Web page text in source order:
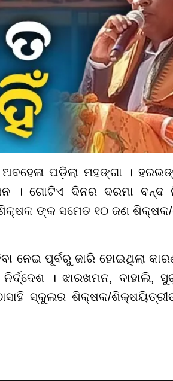
ପଡ଼ିଲା ମହଙ୍ଗା ।
ଗୋଟିଏ ଦିନର ଦରମା ବନ୍ଦ
ଙ୍କ ସମେତ ୧୦ ଜଣ
ନେଇ ପୂର୍ବରୁ ଜାରି ହୋଇଥିଲା
। ଝାରଖମନ, ବାହାଲି,
ସ୍କୁଲର ଶିକ୍ଷକ/